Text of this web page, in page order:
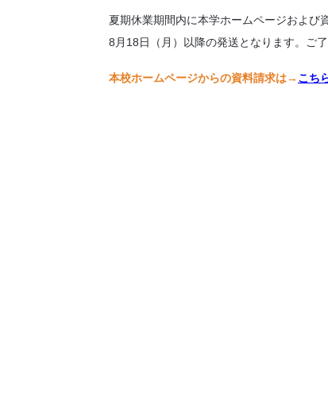
夏期休業期間内に本学ホームページおよび
8月18日（月）以降の発送となります。ご了
本校ホームページからの資料請求は→ こち